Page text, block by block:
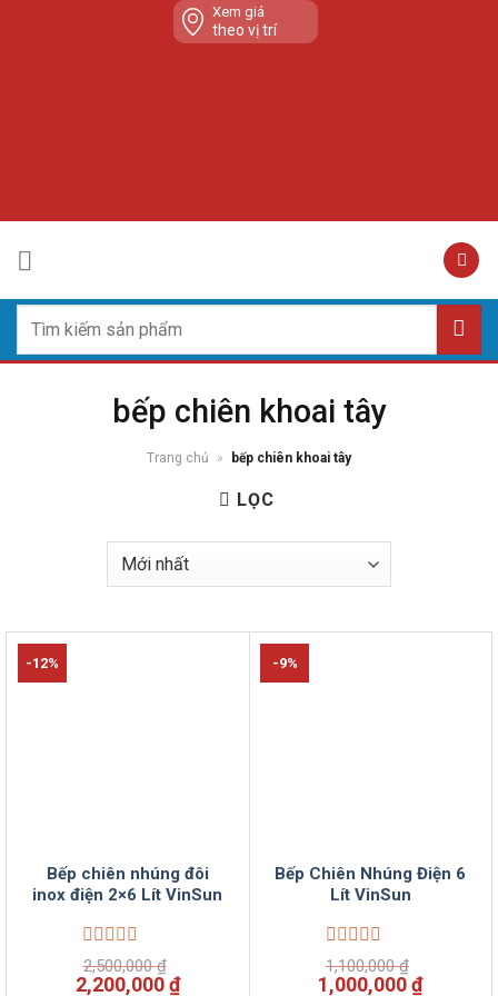
Xem giá
theo vị trí
kiếm:
bếp chiên khoai tây
Trang chủ » bếp chiên khoai tây
LỌC
-12%
Bếp chiên nhúng đôi
inox điện 2×6 Lít VinSun
Được
xếp
2,500,000₫
Giá
2,200,000₫Giá
-9%
Bếp Chiên Nhúng Điện 6
Lít VinSun
Được
xếp
1,100,000₫
Giá
1,000,000₫Giá